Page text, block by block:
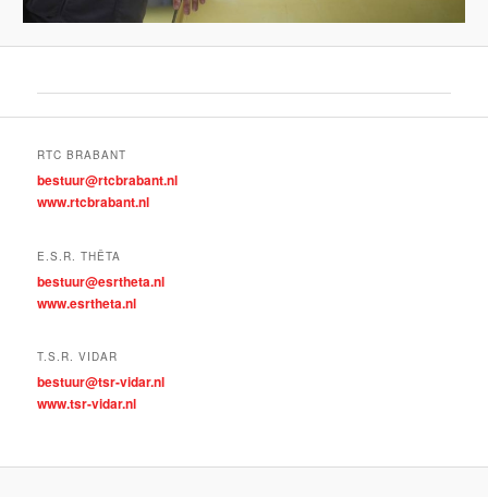
RTC BRABANT
bestuur@rtcbrabant.nl
www.rtcbrabant.nl
E.S.R. THÊTA
bestuur@esrtheta.nl
www.esrtheta.nl
T.S.R. VIDAR
bestuur@tsr-vidar.nl
www.tsr-vidar.nl